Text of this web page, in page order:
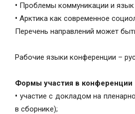
• Проблемы коммуникации и
• Арктика как современное
Перечень направлений может
Рабочие языки конференции –
Формы участия в конференции
• участие с докладом на
в сборнике);